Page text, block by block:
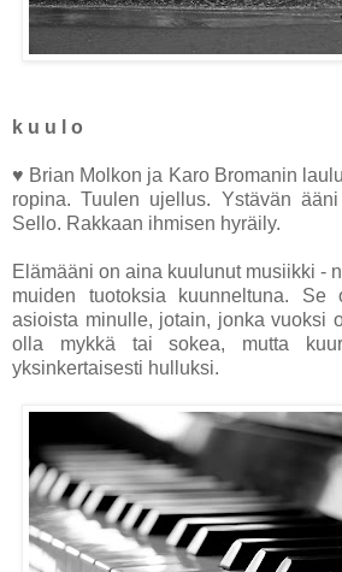
k u u l o
♥ Brian Molkon ja Karo Bromanin
ropina. Tuulen ujellus. Ystävän
Sello. Rakkaan ihmisen hyräily.
Elämääni on aina kuulunut musiikki -
muiden tuotoksia kuunneltuna. Se
asioista minulle, jotain, jonka vuoksi
olla mykkä tai sokea, mutta
yksinkertaisesti hulluksi.